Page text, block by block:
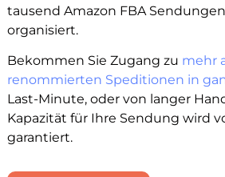
tausend Amazon FBA
organisiert.
Bekommen Sie Zugang zu mehr
renommierten Speditionen in
Last-Minute, oder von langer
Kapazität für Ihre Sendung wird
garantiert.